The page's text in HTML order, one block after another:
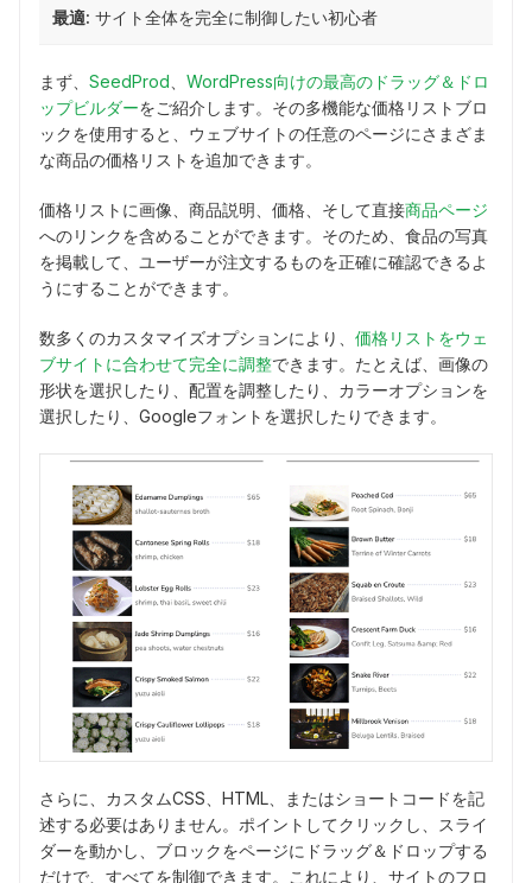
最適: サイト全体を完全に制御したい初心者
まず、 SeedProd
WordPress向けの最高のドラッグ＆ドロ
ップビルダーをご紹介します。その多機能な価格リストブロ
ックを使用すると、ウェブサイトの任意のページにさまざま
な商品の価格リストを追加できます。
価格リストに画像、商品説明、価格、そして直接商品ページ
へのリンクを含めることができます。そのため、食品の写真
を掲載して、ユーザーが注文するものを正確に確認できるよ
うにすることができます。
数多くのカスタマイズオプションにより、 価格リストをウェ
ブサイトに合わせて完全に調整できます。たとえば、画像の
形状を選択したり、配置を調整したり、カラーオプションを
選択したり、Googleフォントを選択したりできます。
さらに、カスタムCSS、HTML、またはショートコードを記
述する必要はありません。ポイントしてクリックし、スライ
ダーを動かし、ブロックをページにドラッグ＆ドロップする
だけで、すべてを制御できます。これにより、サイトのフロ